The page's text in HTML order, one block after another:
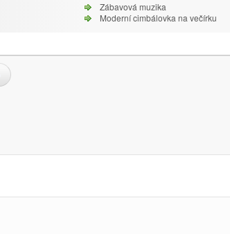
Zábavová muzika
Moderní cimbálovka na večírku